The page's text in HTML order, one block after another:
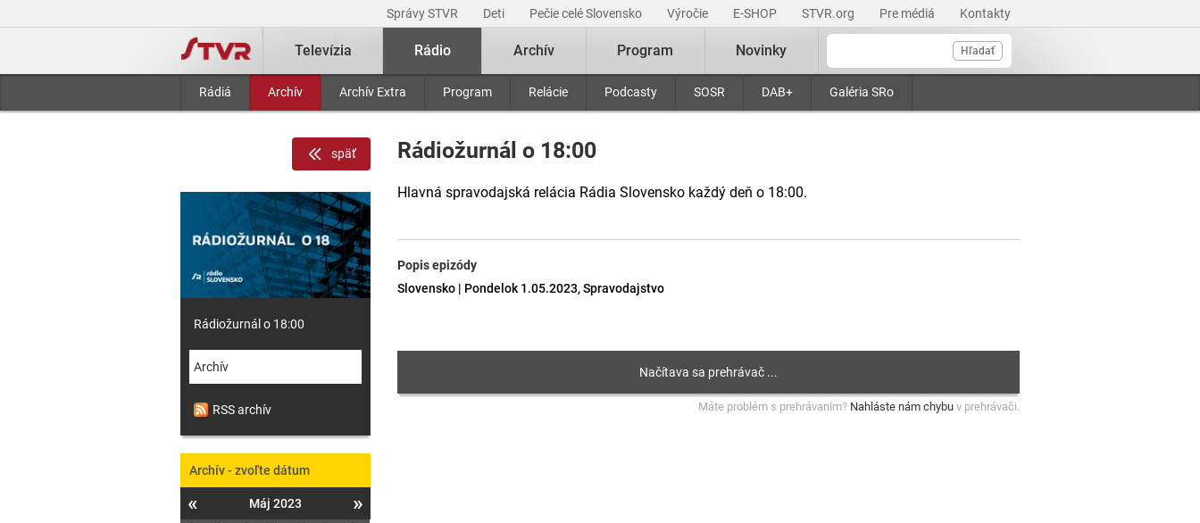
Správy STVR Deti Pečie celé Slovensko Výročie E-SHOP STVR.org Pre médiá Kontakty
Hľadať
Televízia Rádio
Rádiá Archív Archív Extra Program Relácie Podcasty SOSR DAB+ Galéria SRo
Archív Program Novinky
Rádiožurnál o 18:00
Hlavná spravodajská relácia Rádia Slovensko každý deň o 18:00.
Popis epizódy
Slovensko | Pondelok 1.05.2023, Spravodajstvo
Máte problém s prehrávaním? Nahláste nám chybu v prehrávači.
späť
Rádiožurnál o 18:00
Archív
RSS archív
Archív - zvoľte dátum
« Máj 2023 »